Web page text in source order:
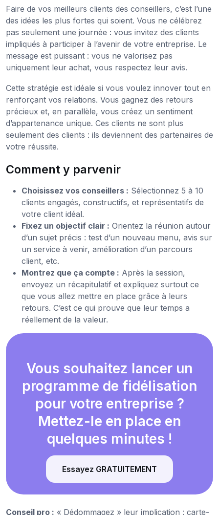
Faire de vos meilleurs clients des conseillers, c’est l’une
des idées les plus fortes qui soient. Vous ne célébrez
pas seulement une journée : vous invitez des clients
impliqués à participer à l’avenir de votre entreprise. Le
message est puissant : vous ne valorisez pas
uniquement leur achat, vous respectez leur avis.
Cette stratégie est idéale si vous voulez innover tout en
renforçant vos relations. Vous gagnez des retours
précieux et, en parallèle, vous créez un sentiment
d’appartenance unique. Ces clients ne sont plus
seulement des clients : ils deviennent des partenaires de
votre réussite.
Comment y parvenir
Choisissez vos conseillers : Sélectionnez 5 à 10
clients engagés, constructifs, et représentatifs de
votre client idéal.
Fixez un objectif clair : Orientez la réunion autour
d’un sujet précis : test d’un nouveau menu, avis sur
un service à venir, amélioration d’un parcours
client, etc.
Montrez que ça compte : Après la session,
envoyez un récapitulatif et expliquez surtout ce
que vous allez mettre en place grâce à leurs
retours. C’est ce qui prouve que leur temps a
réellement de la valeur.
Vous souhaitez lancer un
programme de fidélisation
pour votre entreprise ?
Mettez-le en place en
quelques minutes !
Essayez GRATUITEMENT
Conseil pro : « Dédommagez » leur implication : carte-